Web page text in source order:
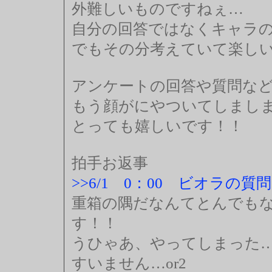
外難しいものですねぇ…
自分の回答ではなくキャラ
でもその分考えていて楽し
アンケートの回答や質問な
もう顔がにやついてしまし
とっても嬉しいです！！
拍手お返事
>>6/1 0：00 ビオラの質問
重箱の隅だなんてとんでも
す！！
うひゃあ、やってしまっ
すいません…or2